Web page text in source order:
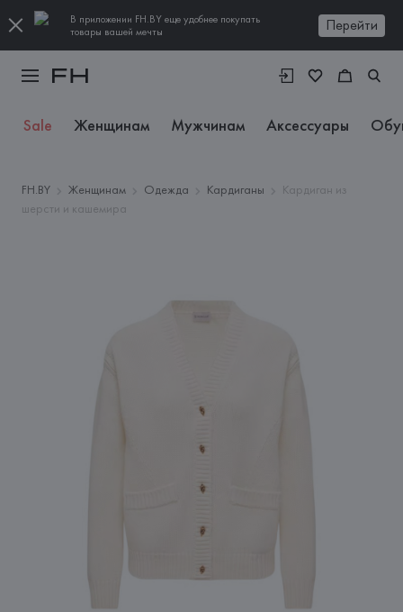
В приложении FH.BY еще удобнее покупать
товары вашей мечты
Перейти
Sale Женщинам Мужчинам Аксессуары
FH.BY Женщинам Одежда Кардиганы
Кардиган из
шерсти и кашемира